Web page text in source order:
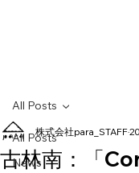
All Posts
News
All Posts
古林南：「
株式会社para_STAFF